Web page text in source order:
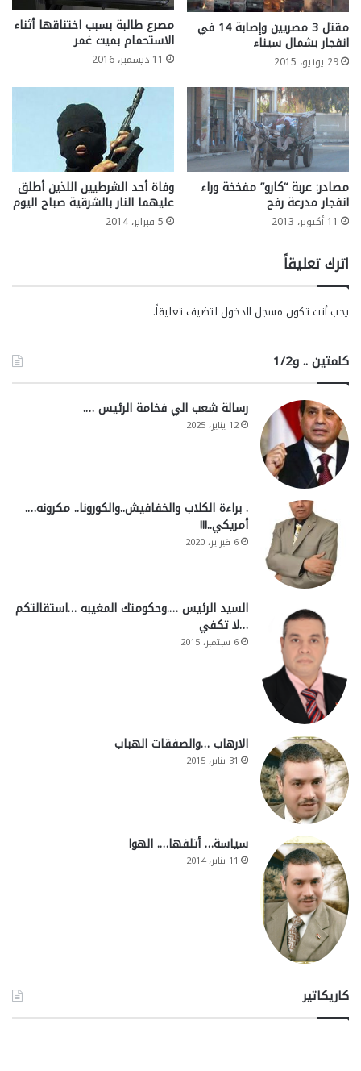
مقتل 3 مصريين وإصابة 14 في
انفجار بشمال سيناء
29 يونيو، 2015
مصرع طالبة بسبب اختناقها أثناء
الاستحمام بميت غمر
11 ديسمبر، 2016
مصادر: عربة “كارو” مفخخة وراء
انفجار مدرعة رفح
11 أكتوبر، 2013
وفاة أحد الشرطيين اللذين أطلق
عليهما النار بالشرقية صباح اليوم
5 فبراير، 2014
اترك تعليقاً
يجب أنت تكون مسجل الدخول لتضيف تعليقاً.
كلمتين .. و1/2
رسالة شعب الي فخامة الرئيس ….
12 يناير، 2025
. براءة الكلاب والخفافيش..والكورونا.. مكرونه….
أمريكي..!!!
6 فبراير، 2020
السيد الرئيس ….وحكومتك المغيبه …استقالتكم
…لا تكفي
6 سبتمبر، 2015
الارهاب …والصفقات الهباب
31 يناير، 2015
سياسة… أتلفها…. الهوا
11 يناير، 2014
كاريكاتير